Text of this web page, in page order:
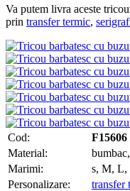
Va putem livra aceste
prin transfer termic,
Cod: F15606
Material:
Marimi:
s, M,
Personalizare:
transfer